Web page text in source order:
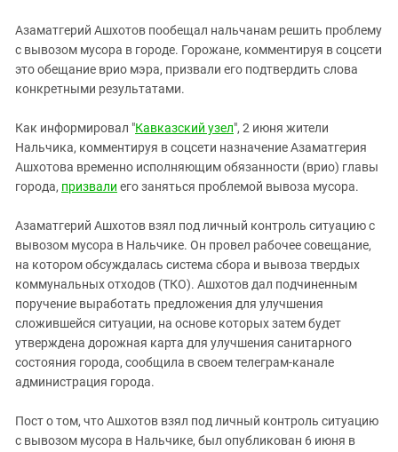
Ставропольский край
Чечня
Южная Осетия
Южный Кавказ
Азаматгерий Ашхотов пообещал нальчанам решить проблему
с вывозом мусора в городе. Горожане, комментируя в соцсети
это обещание врио мэра, призвали его подтвердить слова
конкретными результатами.
Как информировал "Кавказский узел", 2 июня жители
Нальчика, комментируя в соцсети назначение Азаматгерия
Ашхотова временно исполняющим обязанности (врио) главы
города, призвали его заняться проблемой вывоза мусора.
Азаматгерий Ашхотов взял под личный контроль ситуацию с
вывозом мусора в Нальчике. Он провел рабочее совещание,
на котором обсуждалась система сбора и вывоза твердых
коммунальных отходов (ТКО). Ашхотов дал подчиненным
поручение выработать предложения для улучшения
сложившейся ситуации, на основе которых затем будет
утверждена дорожная карта для улучшения санитарного
состояния города, сообщила в своем телеграм-канале
администрация города.
Пост о том, что Ашхотов взял под личный контроль ситуацию
с вывозом мусора в Нальчике, был опубликован 6 июня в